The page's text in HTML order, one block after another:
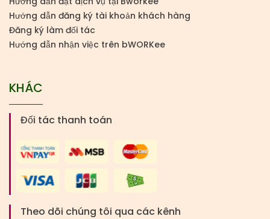
Hướng dẫn đăng ký tài khoản khách hàng
Đăng ký làm đối tác
Hướng dẫn nhận việc trên bWORKee
KHÁC
Đối tác thanh toán
Theo dõi chúng tôi qua các kênh